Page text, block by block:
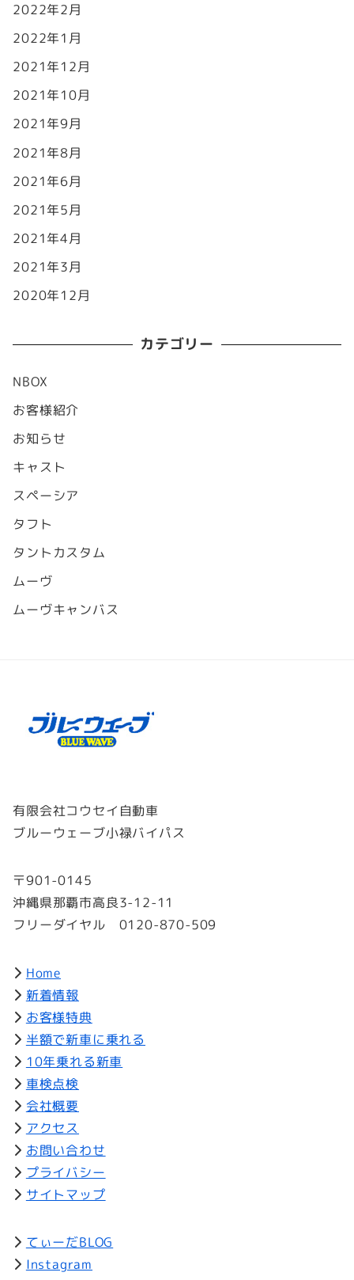
2022年2月
2022年1月
2021年12月
2021年10月
2021年9月
2021年8月
2021年6月
2021年5月
2021年4月
2021年3月
2020年12月
カテゴリー
NBOX
お客様紹介
お知らせ
キャスト
スペーシア
タフト
タントカスタム
ムーヴ
ムーヴキャンバス
有限会社コウセイ自動車
ブルーウェーブ小禄バイパス
〒901-0145
沖縄県那覇市高良3-12-11
フリーダイヤル 0120-870-509
Home
新着情報
お客様特典
半額で新車に乗れる
10年乗れる新車
車検点検
会社概要
アクセス
お問い合わせ
プライバシー
サイトマップ
てぃーだBLOG
Instagram